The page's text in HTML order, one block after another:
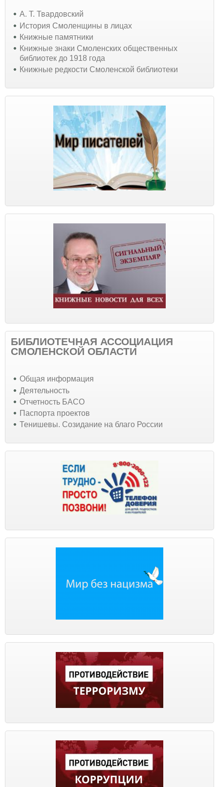
А. Т. Твардовский
История Смоленщины в лицах
Книжные памятники
Книжные знаки Смоленских общественных
библиотек до 1918 года
Книжные редкости Смоленской библиотеки
БИБЛИОТЕЧНАЯ АССОЦИАЦИЯ
СМОЛЕНСКОЙ ОБЛАСТИ
Общая информация
Деятельность
Отчетность БАСО
Паспорта проектов
Тенишевы. Созидание на благо России